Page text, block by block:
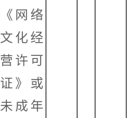
《网络
文化经
营许可
证》或
未成年